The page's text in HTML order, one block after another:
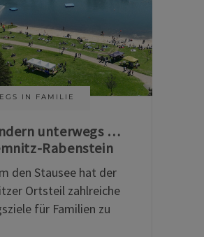
IN FAMILIE
unterwegs …
Rabenstein
den Stausee hat der
Ortsteil zahlreiche
für Familien zu